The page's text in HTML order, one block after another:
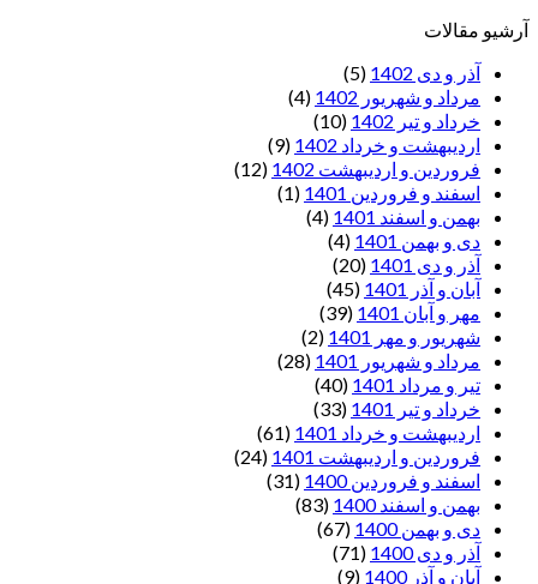
آرشیو مقالات
آذر و دی 1402
(5)
مرداد و شهریور 1402
(4)
خرداد و تیر 1402
(10)
اردیبهشت و خرداد 1402
(9)
فروردین و اردیبهشت 1402
(12)
اسفند و فروردین 1401
(1)
بهمن و اسفند 1401
(4)
دی و بهمن 1401
(4)
آذر و دی 1401
(20)
آبان و آذر 1401
(45)
مهر و آبان 1401
(39)
شهریور و مهر 1401
(2)
مرداد و شهریور 1401
(28)
تیر و مرداد 1401
(40)
خرداد و تیر 1401
(33)
اردیبهشت و خرداد 1401
(61)
فروردین و اردیبهشت 1401
(24)
اسفند و فروردین 1400
(31)
بهمن و اسفند 1400
(83)
دی و بهمن 1400
(67)
آذر و دی 1400
(71)
آبان و آذر 1400
(9)